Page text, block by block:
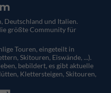
Deutschland und Italien.
größte Community für
Touren, eingeteilt in
Skitouren, Eiswände, ...).
bebildert, es gibt aktuelle
Klettersteigen, Skitouren,